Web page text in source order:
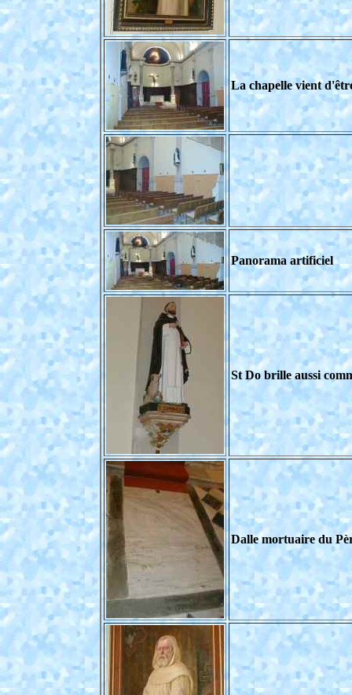
La chapelle vient
Panorama artificiel
St Do brille aussi
Dalle mortuaire du